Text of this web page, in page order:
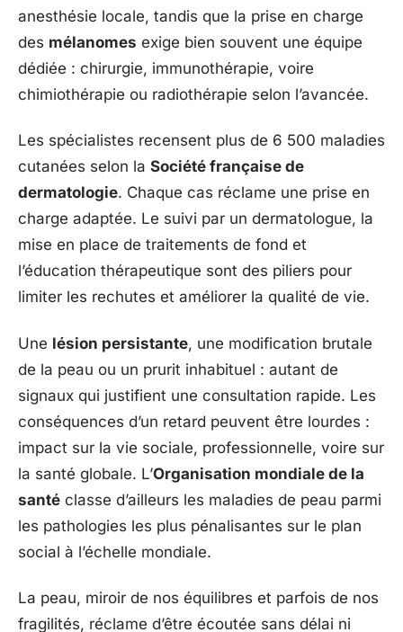
anesthésie locale, tandis que la prise en charge
des mélanomes exige bien souvent une équipe
dédiée : chirurgie, immunothérapie, voire
chimiothérapie ou radiothérapie selon l’avancée.
Les spécialistes recensent plus de 6 500 maladies
cutanées selon la Société française de
dermatologie. Chaque cas réclame une prise en
charge adaptée. Le suivi par un dermatologue, la
mise en place de traitements de fond et
l’éducation thérapeutique sont des piliers pour
limiter les rechutes et améliorer la qualité de vie.
Une lésion persistante, une modification brutale
de la peau ou un prurit inhabituel : autant de
signaux qui justifient une consultation rapide. Les
conséquences d’un retard peuvent être lourdes :
impact sur la vie sociale, professionnelle, voire sur
la santé globale. L’Organisation mondiale de la
santé classe d’ailleurs les maladies de peau parmi
les pathologies les plus pénalisantes sur le plan
social à l’échelle mondiale.
La peau, miroir de nos équilibres et parfois de nos
fragilités, réclame d’être écoutée sans délai ni